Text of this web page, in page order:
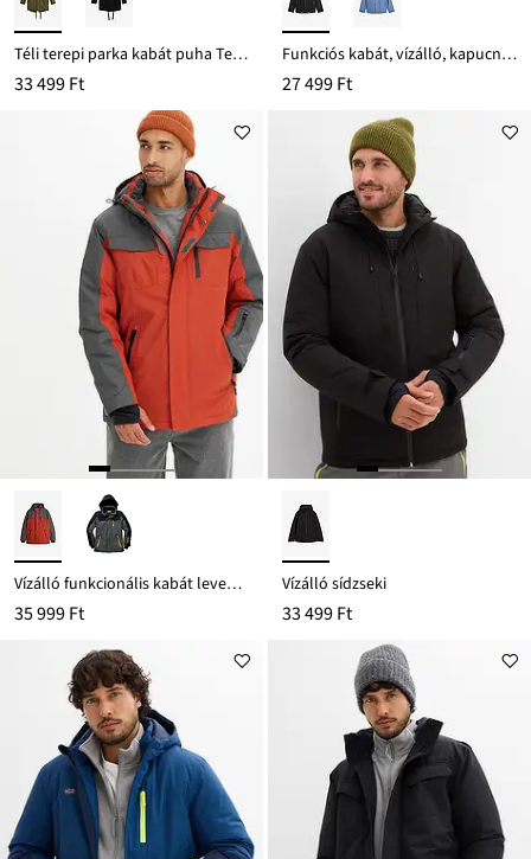
Téli terepi parka kabát puha Teddy-béléssel
33 499 Ft
Funkciós kabát, vízálló, kapucnival és bőrutánzatból készült részletekkel
27 499 Ft
Vízálló funkcionális kabát levehető kapucnival
35 999 Ft
Vízálló sídzseki
33 499 Ft